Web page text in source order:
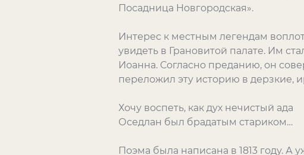
Посадница Новгородская».
Интерес к местным легендам
увидеть в Грановитой палате. Им
Иоанна. Согласно преданию, он
переложил эту историю в дерзкие,
Хочу воспеть, как дух нечистый ада
Оседлан был брадатым стариком…
Поэма была написана в 1813 году. А